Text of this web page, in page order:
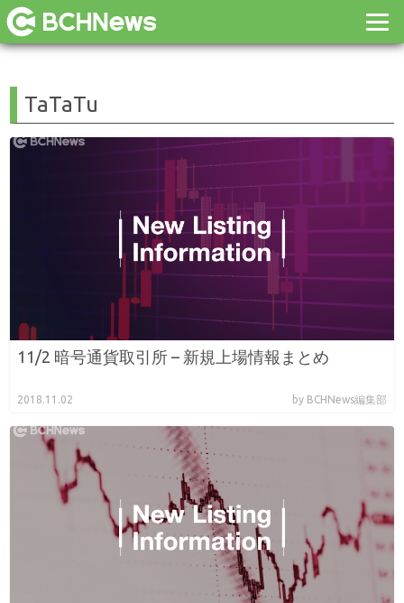
TaTaTu
11/2 暗号通貨取引所 – 新規上場情報まとめ
2018.11.02 by BCHNews編集部